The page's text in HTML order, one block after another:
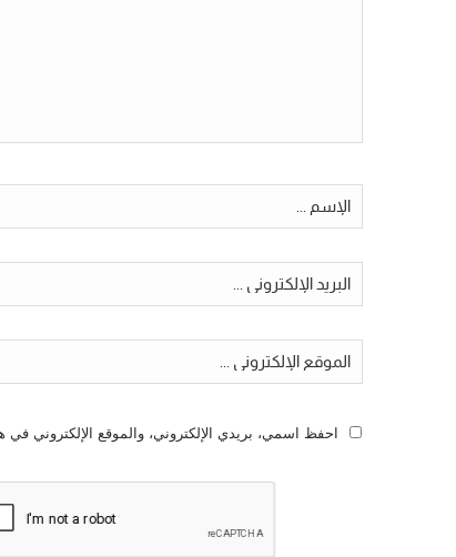
احفظ اسمي، بريدي الإلكتروني، والموقع الإلكتروني في